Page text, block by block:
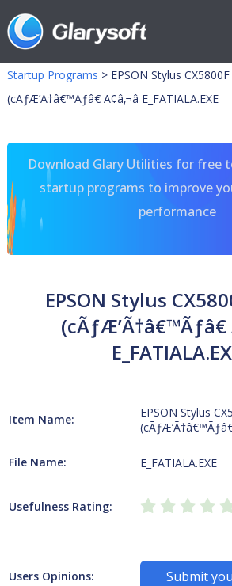
Startup Programs > EPSON Stylus
(cÃƒÆ’Ã†â€™Ãƒâ€ Ã¢â‚¬â E_FATIALA.EXE
Download Glary Utilities for free
startup programs to improve
performance
EPSON Stylus
(cÃƒÆ’Ã†â€™Ãƒâ€
Item Name:
EPSON Stylus
File Name: E_FATIALA.EXE
Usefulness Rating:
Users Opinions: Submit